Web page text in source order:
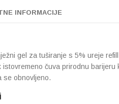
INFORMACIJE
gel za tuširanje s 5% ureje
čuva prirodnu barijeru
se obnovljeno.